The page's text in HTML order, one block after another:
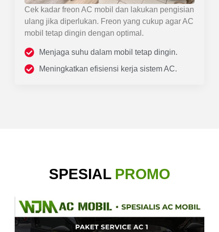
Cek kadar freon AC mobil dan lakukan pengisian
ulang jika diperlukan. Freon yang cukup agar AC
mobil tetap dingin dengan optimal.
Menjaga suhu dalam mobil tetap dingin.
Meningkatkan efisiensi kerja sistem AC.
SPESIAL PROMO